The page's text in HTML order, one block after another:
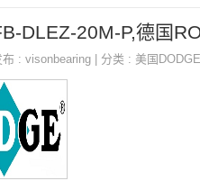
DLEZ-20M-P,德国
布 : visonbearing | 分类 : 美国